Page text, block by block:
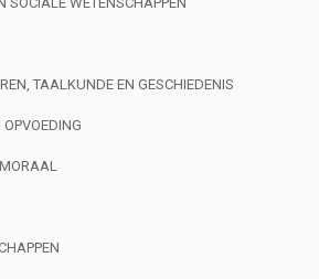
TAALKUNDE EN GESCHIEDENIS
OPVOEDING